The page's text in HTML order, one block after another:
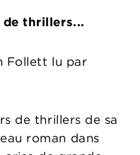
de thrillers...
Follett lu par
de thrillers de sa
roman dans